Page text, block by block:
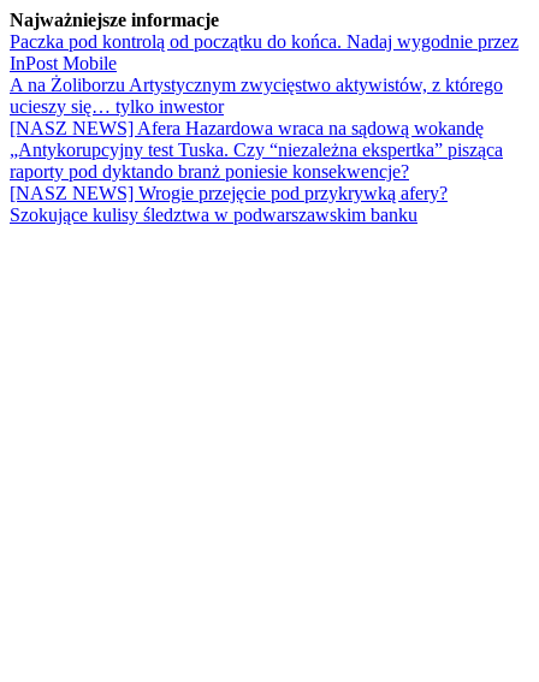
Najważniejsze informacje
Paczka pod kontrolą od początku do końca. Nadaj wygodnie przez
InPost Mobile
A na Żoliborzu Artystycznym zwycięstwo aktywistów, z którego
ucieszy się… tylko inwestor
[NASZ NEWS] Afera Hazardowa wraca na sądową wokandę
„Antykorupcyjny test Tuska. Czy “niezależna ekspertka” pisząca
raporty pod dyktando branż poniesie konsekwencje?
[NASZ NEWS] Wrogie przejęcie pod przykrywką afery?
Szokujące kulisy śledztwa w podwarszawskim banku